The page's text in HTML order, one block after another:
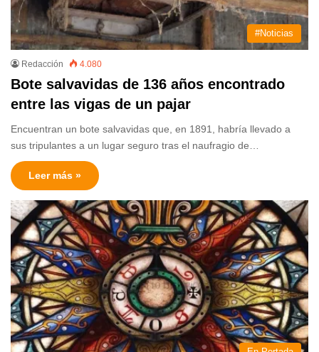
#Noticias
Redacción 4.080
Bote salvavidas de 136 años encontrado
entre las vigas de un pajar
Encuentran un bote salvavidas que, en 1891, habría llevado a
sus tripulantes a un lugar seguro tras el naufragio de…
Leer más »